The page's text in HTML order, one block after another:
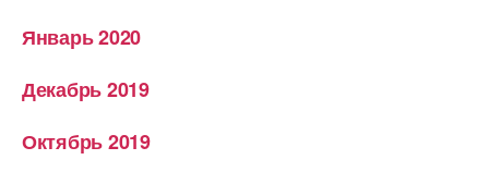
Январь 2020
Декабрь 2019
Октябрь 2019